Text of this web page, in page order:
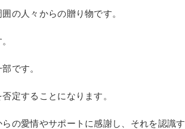
の人々からの贈り物です。
です。
定することになります。
の愛情やサポートに感謝し、それを認識す